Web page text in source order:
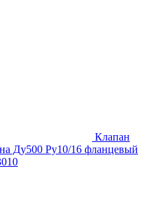
Клапан
Ду500 Ру10/16 фланцевый